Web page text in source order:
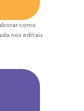
como
nos editais